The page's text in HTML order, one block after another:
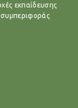
εκπαίδευσης